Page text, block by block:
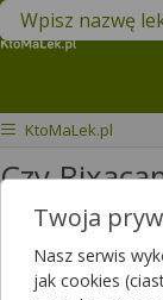
Znajdź lek w
KtoMaLek.pl
Czy
Czy
Twoja
Nasz serwis
jak cookies